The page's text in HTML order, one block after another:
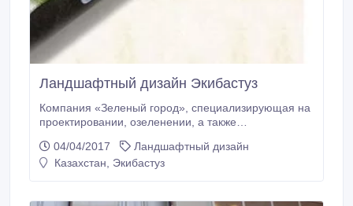
Ландшафтный дизайн Экибастуз
Компания «Зеленый город», специализирующая на
проектировании, озеленении, а также
одной из ведущих в данном секторе, о чем
свидетельствуют многочисленные отзывы тех
04/04/2017
Ландшафтный дизайн
Казахстан, Экибастуз